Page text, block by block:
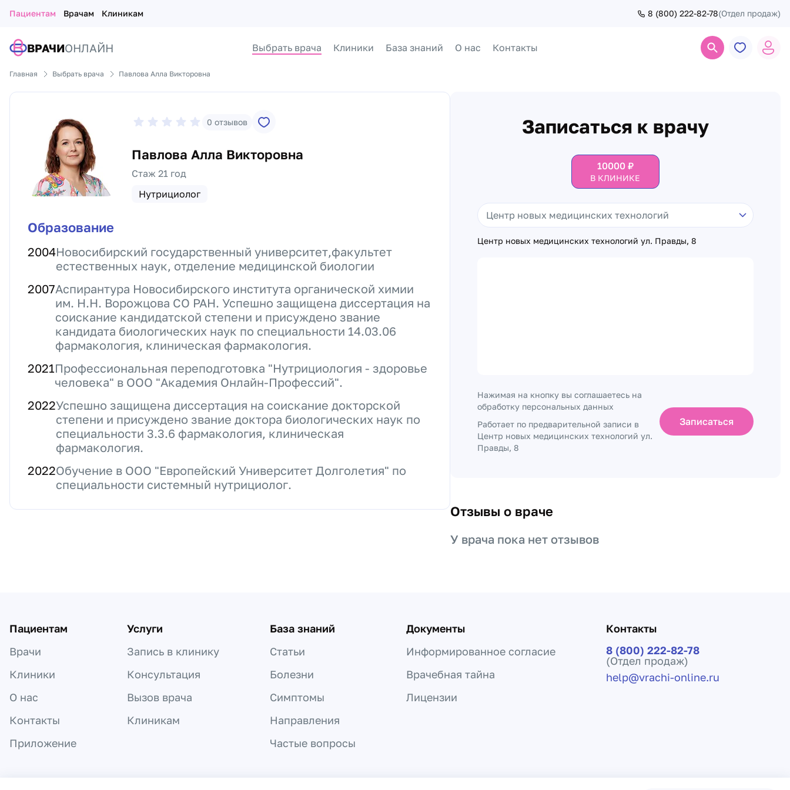
Пациентам Врачам Клиникам 8 (800) 222-82-78(Отдел продаж)
ВРАЧИОНЛАЙН Выбрать врача Клиники База знаний О нас Контакты
Главная Выбрать врача Павлова Алла Викторовна
0 отзывов
Павлова Алла Викторовна
Стаж 21 год
Нутрициолог
Образование
2004Новосибирский государственный университет,факультет
естественных наук, отделение медицинской биологии
2007Аспирантура Новосибирского института органической химии
им. Н.Н. Ворожцова СО РАН. Успешно защищена диссертация на
соискание кандидатской степени и присуждено звание
кандидата биологических наук по специальности 14.03.06
фармакология, клиническая фармакология.
2021Профессиональная переподготовка "Нутрициология - здоровье
человека" в ООО "Академия Онлайн-Профессий".
2022Успешно защищена диссертация на соискание докторской
степени и присуждено звание доктора биологических наук по
специальности 3.3.6 фармакология, клиническая
фармакология.
2022Обучение в ООО "Европейский Университет Долголетия" по
специальности системный нутрициолог.
Записаться к врачу
10000₽
В КЛИНИКЕ
Центр новых медицинских технологий ул. Правды, 8
Нажимая на кнопку вы соглашаетесь на
обработку персональных данных
Работает по предварительной записи в
Центр новых медицинских технологий ул.
Правды, 8
Записаться
Отзывы о враче
У врача пока нет отзывов
Пациентам
Врачи
Клиники
О нас
Контакты
Приложение
Услуги
Запись в клинику
Консультация
Вызов врача
Клиникам
База знаний
Статьи
Болезни
Симптомы
Направления
Частые вопросы
Документы
Информированное согласие
Врачебная тайна
Лицензии
Контакты
8 (800) 222-82-78
(Отдел продаж)
help@vrachi-online.ru